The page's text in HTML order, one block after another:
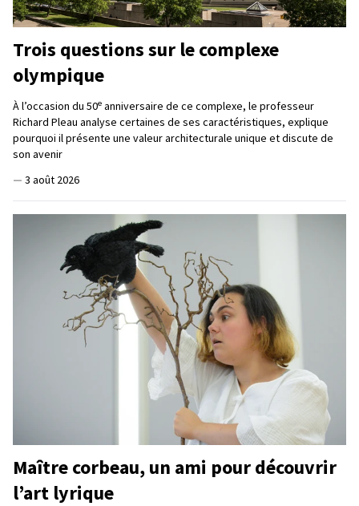
Trois questions sur le complexe
olympique
À l’occasion du 50e anniversaire de ce complexe, le professeur
Richard Pleau analyse certaines de ses caractéristiques, explique
pourquoi il présente une valeur architecturale unique et discute de
son avenir
— 3 août 2026
Maître corbeau, un ami pour découvrir
l’art lyrique